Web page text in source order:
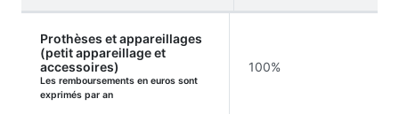
Prothèses et appareillages
(petit appareillage et
accessoires)
Les remboursements en euros sont
exprimés par an
100%